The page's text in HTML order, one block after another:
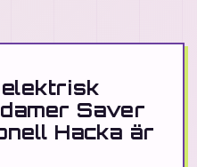
elektrisk
Saver
Hacka är